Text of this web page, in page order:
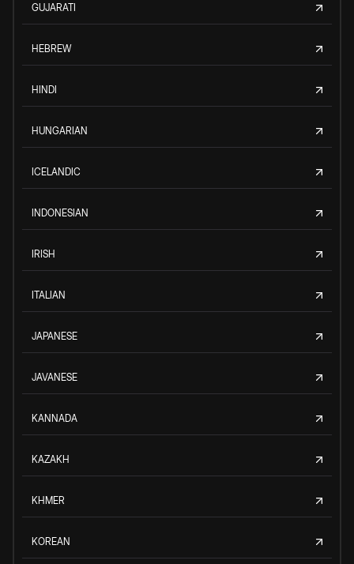
GUJARATI
HEBREW
HINDI
HUNGARIAN
ICELANDIC
INDONESIAN
IRISH
ITALIAN
JAPANESE
JAVANESE
KANNADA
KAZAKH
KHMER
KOREAN